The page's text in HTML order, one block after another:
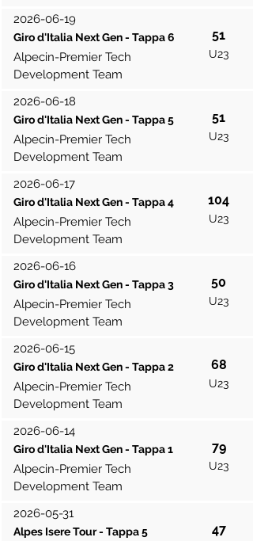
2026-06-19
Giro d'Italia Next Gen - Tappa 6 51
Alpecin-Premier Tech
Development Team
U23
2026-06-18
Giro d'Italia Next Gen - Tappa 5 51
Alpecin-Premier Tech
Development Team
U23
2026-06-17
Giro d'Italia Next Gen - Tappa 4 104
Alpecin-Premier Tech
Development Team
U23
2026-06-16
Giro d'Italia Next Gen - Tappa 3 50
Alpecin-Premier Tech
Development Team
U23
2026-06-15
Giro d'Italia Next Gen - Tappa 2 68
Alpecin-Premier Tech
Development Team
U23
2026-06-14
Giro d'Italia Next Gen - Tappa 1 79
Alpecin-Premier Tech
Development Team
U23
2026-05-31
Alpes Isere Tour - Tappa 5 47